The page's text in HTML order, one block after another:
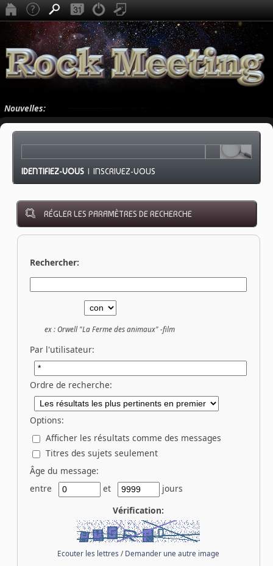
Nouvelles:
IDENTIFIEZ-VOUS |INSCRIVEZ-VOUS
RÉGLER LES PARAMÈTRES DE RECHERCHE
Rechercher:
ex :Orwell "La Ferme des animaux" -film
Par l'utilisateur:
Ordre de recherche:
Options:
Afficher les résultats comme des messages
Titres des sujets seulement
Âge du message:
entre
et
jours
Vérification:
Ecouter les lettres / Demander une autre image